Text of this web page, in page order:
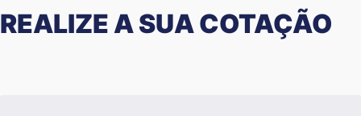
REALIZE A SUA COTAÇÃO